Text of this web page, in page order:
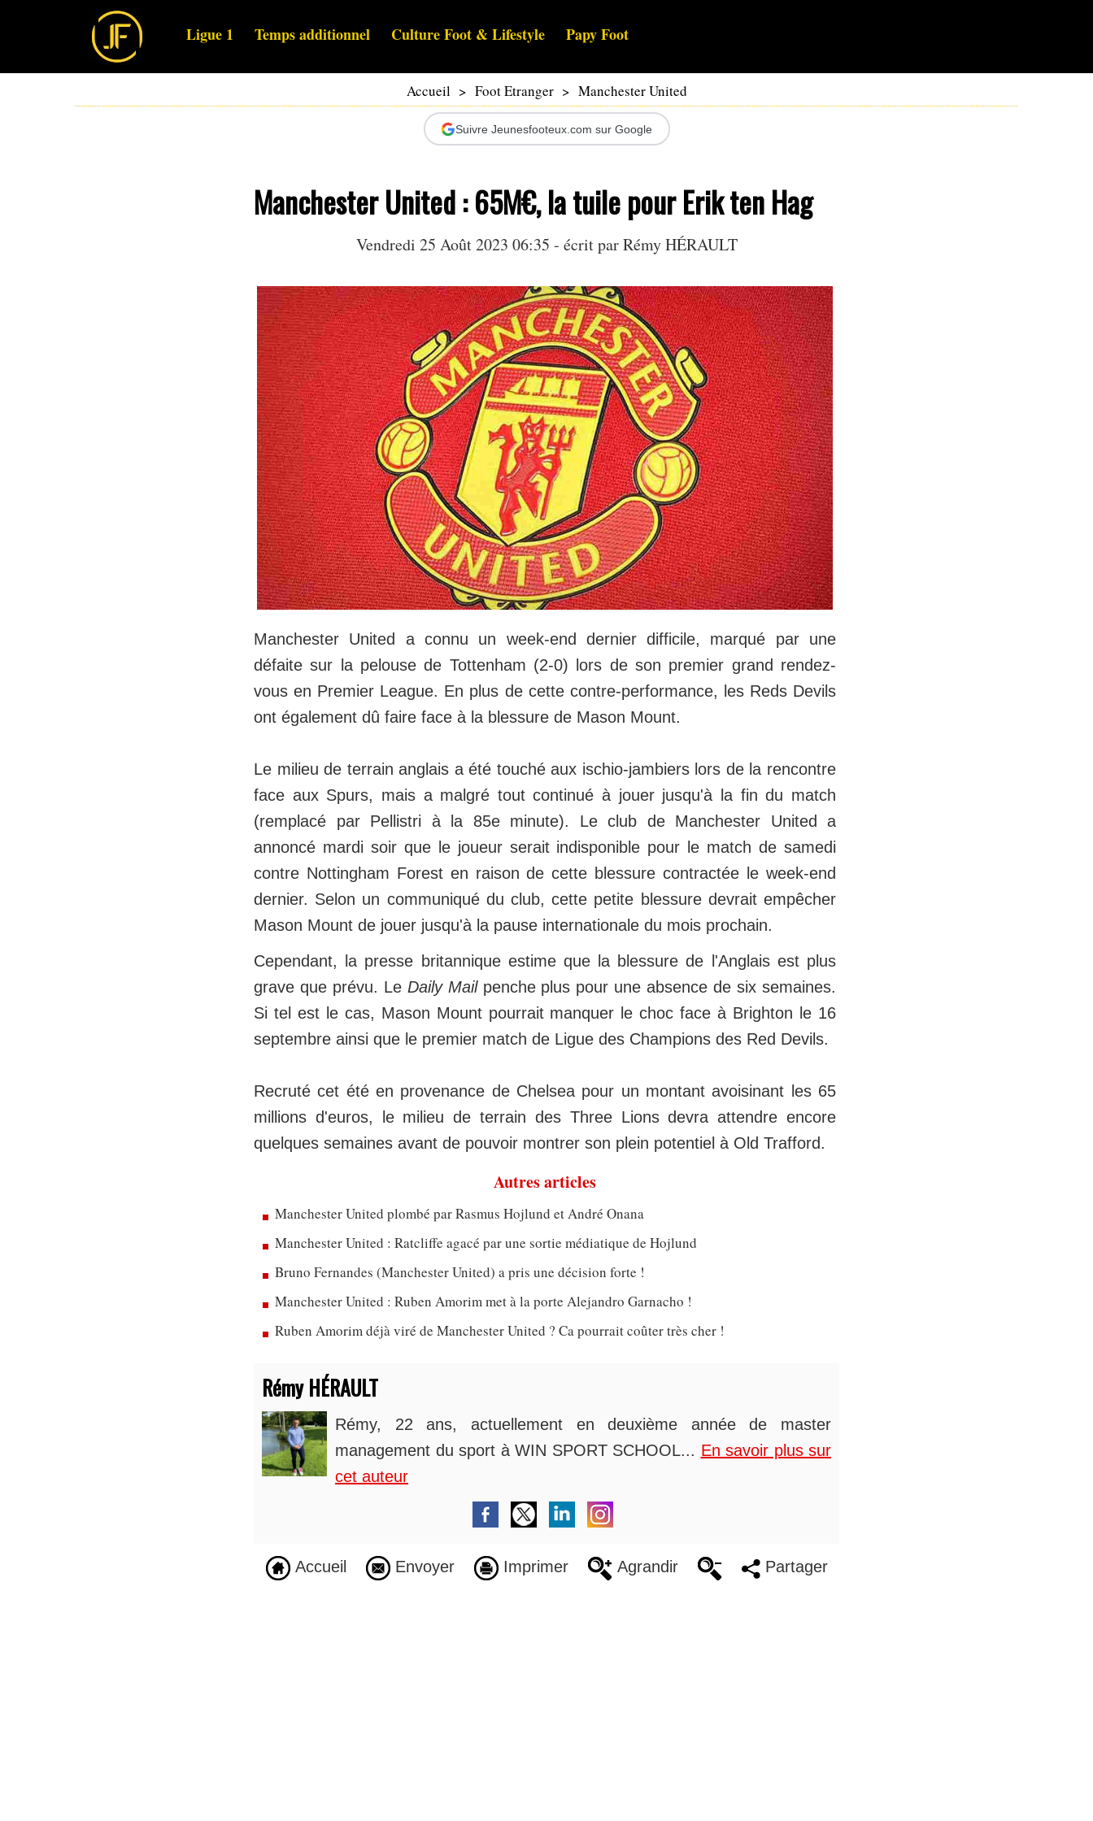
Ligue 1 Temps additionnel Culture Foot & Lifestyle Papy Foot
Accueil > Foot Etranger > Manchester United
Suivre Jeunesfooteux.com sur Google
Manchester United : 65M€, la tuile pour Erik ten Hag
Vendredi 25 Août 2023 06:35 - écrit parRémy HÉRAULT
Manchester United a connu un week-end dernier difficile, marqué par une
défaite sur la pelouse de Tottenham (2-0) lors de son premier grand rendez-
vous en Premier League. En plus de cette contre-performance, les Reds Devils
ont également dû faire face à la blessure de Mason Mount.
Le milieu de terrain anglais a été touché aux ischio-jambiers lors de la rencontre
face aux Spurs, mais a malgré tout continué à jouer jusqu'à la fin du match
(remplacé par Pellistri à la 85e minute). Le club de Manchester United a
annoncé mardi soir que le joueur serait indisponible pour le match de samedi
contre Nottingham Forest en raison de cette blessure contractée le week-end
dernier. Selon un communiqué du club, cette petite blessure devrait empêcher
Mason Mount de jouer jusqu'à la pause internationale du mois prochain.
Cependant, la presse britannique estime que la blessure de l'Anglais est plus
grave que prévu. Le Daily Mailpenche plus pour une absence de six semaines.
Si tel est le cas, Mason Mount pourrait manquer le choc face à Brighton le 16
septembre ainsi que le premier match de Ligue des Champions des Red Devils.
Recruté cet été en provenance de Chelsea pour un montant avoisinant les 65
millions d'euros, le milieu de terrain des Three Lions devra attendre encore
quelques semaines avant de pouvoir montrer son plein potentiel à Old Trafford.
Autres articles
Manchester United plombé par Rasmus Hojlund et André Onana
Manchester United : Ratcliffe agacé par une sortie médiatique de Hojlund
Bruno Fernandes (Manchester United) a pris une décision forte !
Manchester United : Ruben Amorim met à la porte Alejandro Garnacho !
Ruben Amorim déjà viré de Manchester United ? Ca pourrait coûter très cher !
Rémy HÉRAULT
Rémy, 22 ans, actuellement en deuxième année de master
management du sport à WIN SPORT SCHOOL... En savoir plus sur
cet auteur
Accueil Envoyer Imprimer Agrandir Partager